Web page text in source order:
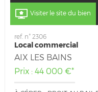
Visiter le site du bien
ref. n° 2306
Local commercial
AIX LES BAINS
Prix : 44 000 €*